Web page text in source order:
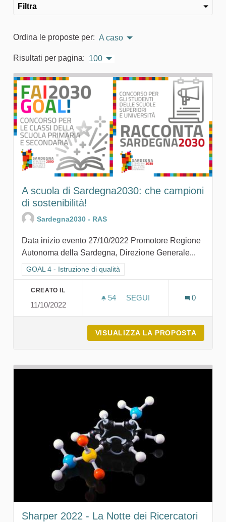
Filtra
Ordina le proposte per: A caso
Risultati per pagina: 100
A scuola di Sardegna2030: che campioni
di sostenibilità!
Sardegna2030 - RAS
Data inizio evento 27/10/2022 Promotore Regione
Autonoma della Sardegna, Direzione Generale...
Filtra i risultati per categoria: GOAL 4 - Istruzione di qualità
GOAL 4 - Istruzione di qualità
CREATO IL
11/10/2022
54 54 SOSTENITORI
SEGUI
0
VISUALIZZA LA PROPOSTA
Sharper 2022 - La Notte dei Ricercatori